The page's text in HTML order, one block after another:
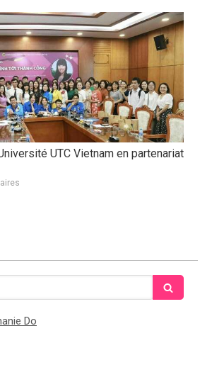
UTC Vietnam en partenariat
Do